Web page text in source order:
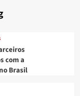
com a
Brasil